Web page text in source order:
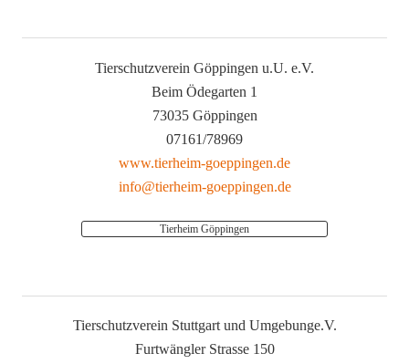
Tierschutzverein Göppingen u.U. e.V.
Beim Ödegarten 1
73035 Göppingen
07161/78969
www.tierheim-goeppingen.de
info@tierheim-goeppingen.de
Tierheim Göppingen
Tierschutzverein Stuttgart und Umgebunge.V.
Furtwängler Strasse 150